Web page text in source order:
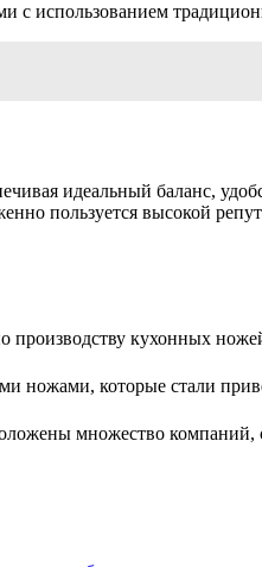
с использованием
идеальный баланс,
пользуется высокой
производству кухонных
ножами, которые стали
множество